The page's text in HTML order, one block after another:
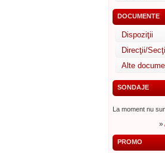
DOCUMENTE
Dispoziţii
Direcţii/
Alte
SONDAJE
La moment nu
»
PROMO